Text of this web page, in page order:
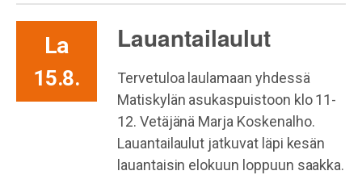
La
15.8.
Lauantailaulut
Tervetuloa laulamaan yhdessä
Matiskylän asukaspuistoon klo 11-
12. Vetäjänä Marja Koskenalho.
Lauantailaulut jatkuvat läpi kesän
lauantaisin elokuun loppuun saakka.